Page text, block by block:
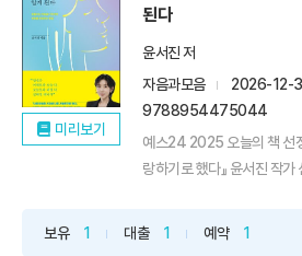
미리보기
된다
윤서진 저
자음과모음
2026-12-
9788954475044
예스24 2025 오늘의 책 선
랑하기로 했다』 윤서진 작
보유 1 대출 1 예약 1